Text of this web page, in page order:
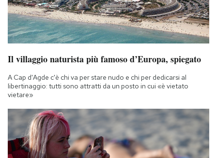
Il villaggio naturista più famoso d’Europa, spiegato
A Cap d'Agde c'è chi va per stare nudo e chi per dedicarsi al
libertinaggio: tutti sono attratti da un posto in cui «è vietato
vietare»